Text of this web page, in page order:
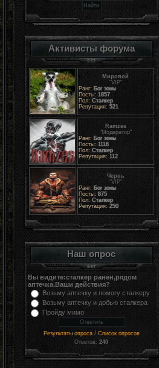
Активисты форума
Мировой
"VIP"
Ранг: Бог зоны
Посты: 1857
Пол: Сталкер
Репутация: 521
Ramzes
"Модератор"
Ранг: Бог зоны
Посты: 1116
Пол: Сталкер
Репутация: 112
Червь
"VIP"
Ранг: Бог зоны
Посты: 875
Пол: Сталкер
Репутация: 250
Наш опрос
Вы видите:сталкер ранен,рядом
аптечка.Ваши действия?
Возьму аптечку и помогу сталкеру
Возьму аптечку и добью сталкера
Пройду мимо
Результаты опроса / Список опросов
Ответов:240